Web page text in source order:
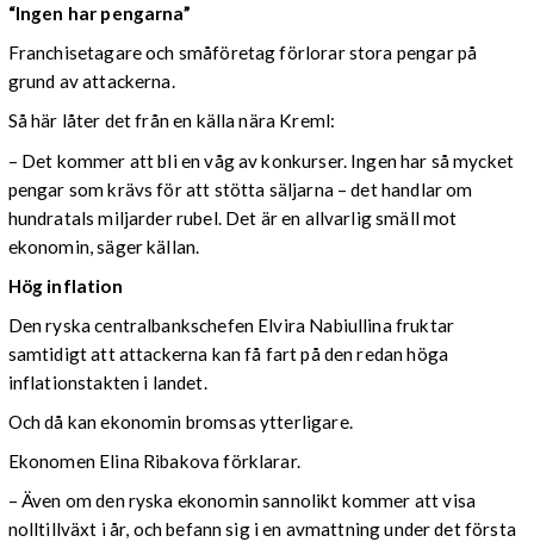
“Ingen har pengarna”
Franchisetagare och småföretag förlorar stora pengar på
grund av attackerna.
Så här låter det från en källa nära Kreml:
– Det kommer att bli en våg av konkurser. Ingen har så mycket
pengar som krävs för att stötta säljarna – det handlar om
hundratals miljarder rubel. Det är en allvarlig smäll mot
ekonomin, säger källan.
Hög inflation
Den ryska centralbankschefen Elvira Nabiullina fruktar
samtidigt att attackerna kan få fart på den redan höga
inflationstakten i landet.
Och då kan ekonomin bromsas ytterligare.
Ekonomen Elina Ribakova förklarar.
– Även om den ryska ekonomin sannolikt kommer att visa
nolltillväxt i år, och befann sig i en avmattning under det första